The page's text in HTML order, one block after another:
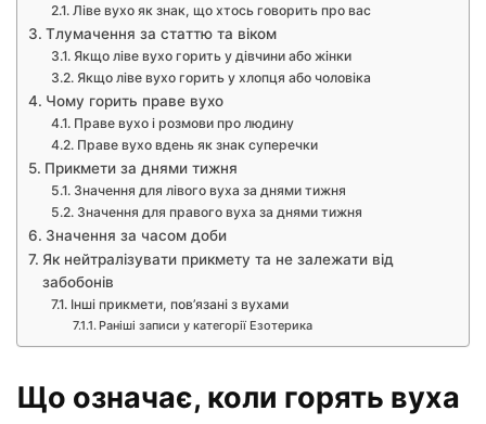
Ліве вухо як знак, що хтось говорить про вас
Тлумачення за статтю та віком
Якщо ліве вухо горить у дівчини або жінки
Якщо ліве вухо горить у хлопця або чоловіка
Чому горить праве вухо
Праве вухо і розмови про людину
Праве вухо вдень як знак суперечки
Прикмети за днями тижня
Значення для лівого вуха за днями тижня
Значення для правого вуха за днями тижня
Значення за часом доби
Як нейтралізувати прикмету та не залежати від
забобонів
Інші прикмети, пов’язані з вухами
Раніші записи у категорії Езотерика
Що означає, коли горять вуха